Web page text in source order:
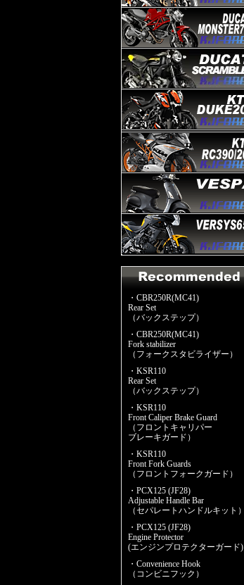
・CBR250R(MC41)
Rear Set
（バックステップ）
・CBR250R(MC41)
Fork stabilizer
（フォークスタビライザー）
・KSR110
Rear Set
（バックステップ）
・KSR110
Front Caliper Brake Guard
（フロントキャリパー
ブレーキガード）
・KSR110
Front Fork Guards
（フロントフォークガード）
・PCX125 (JF28)
Adjustable Handle Bar
（セパレートハンドルキット）
・PCX125 (JF28)
Engine Protector
(エンジンプロテクターガード)
・Convenience Hook
（コンビニフック）